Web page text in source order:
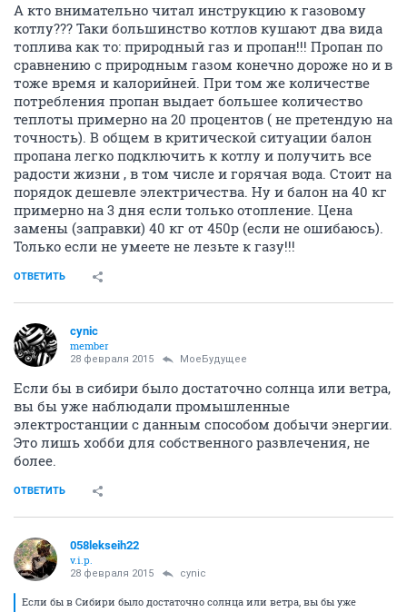
А кто внимательно читал инструкцию к газовому
котлу??? Таки большинство котлов кушают два вида
топлива как то: природный газ и пропан!!! Пропан по
сравнению с природным газом конечно дороже но и в
тоже время и калорийней. При том же количестве
потребления пропан выдает большее количество
теплоты примерно на 20 процентов ( не претендую на
точность). В общем в критической ситуации балон
пропана легко подключить к котлу и получить все
радости жизни , в том числе и горячая вода. Стоит на
порядок дешевле электричества. Ну и балон на 40 кг
примерно на 3 дня если только отопление. Цена
замены (заправки) 40 кг от 450р (если не ошибаюсь).
Только если не умеете не лезьте к газу!!!
ОТВЕТИТЬ
cynic
member
28 февраля 2015 МоеБудущее
Если бы в сибири было достаточно солнца или ветра,
вы бы уже наблюдали промышленные
электростанции с данным способом добычи энергии.
Это лишь хобби для собственного развлечения, не
более.
ОТВЕТИТЬ
058lekseih22
v.i.p.
28 февраля 2015 cynic
Если бы в Сибири было достаточно солнца или ветра, вы бы уже